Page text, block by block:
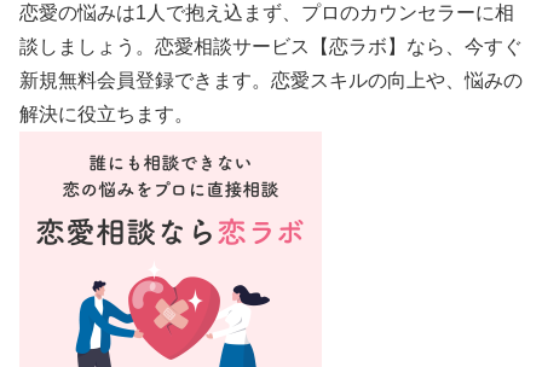
e
b
o
k
o
d
o
n
恋愛の悩みは1人で抱え込まず、プロのカウンセラーに相
談しましょう。恋愛相談サービス【恋ラボ】なら、今すぐ
新規無料会員登録できます。恋愛スキルの向上や、悩みの
解決に役立ちます。